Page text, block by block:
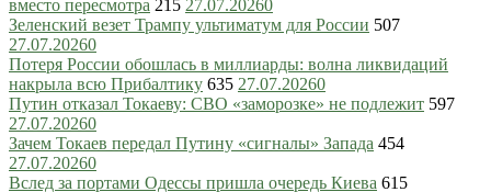
вместо пересмотра 215 27.07.20260
Зеленский везет Трампу ультиматум для России 507
27.07.20260
Потеря России обошлась в миллиарды: волна ликвидаций
накрыла всю Прибалтику 635 27.07.20260
Путин отказал Токаеву: СВО «заморозке» не подлежит 597
27.07.20260
Зачем Токаев передал Путину «сигналы» Запада 454
27.07.20260
Вслед за портами Одессы пришла очередь Киева 615